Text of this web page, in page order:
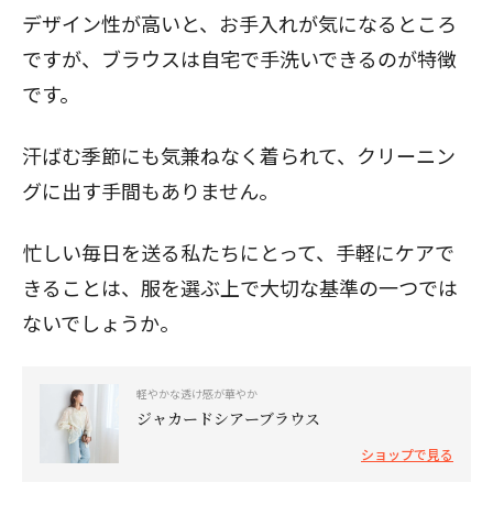
デザイン性が高いと、お手入れが気になるところ
ですが、ブラウスは自宅で手洗いできるのが特徴
です。
汗ばむ季節にも気兼ねなく着られて、クリーニン
グに出す手間もありません。
忙しい毎日を送る私たちにとって、手軽にケアで
きることは、服を選ぶ上で大切な基準の一つでは
ないでしょうか。
軽やかな透け感が華やか
ジャカードシアーブラウス
ショップで見る